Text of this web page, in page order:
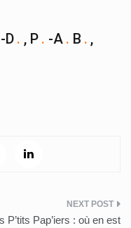
-D . , P . -A . B . ,
P’tits Pap’iers : où en est